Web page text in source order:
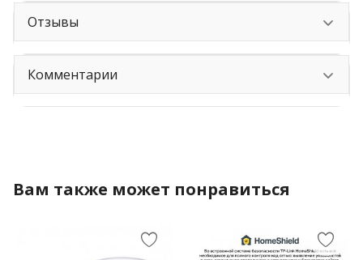
Отзывы
Комментарии
Вам также может понравиться